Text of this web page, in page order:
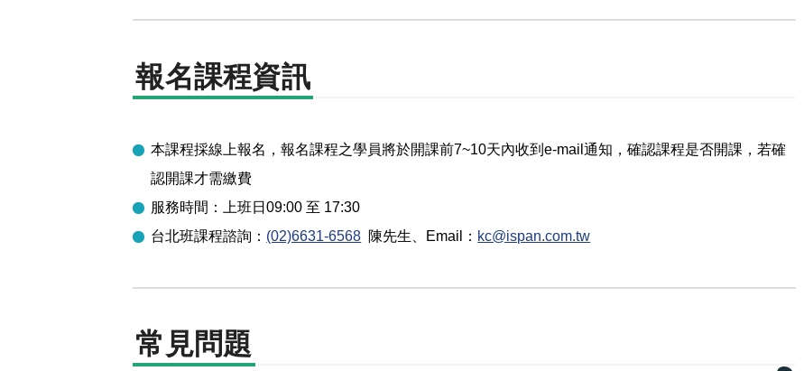
報名課程資訊
本課程採線上報名，報名課程之學員將於開課前7~10天內收到e-mail通知，確認課程是否開課，若確
認開課才需繳費
服務時間：上班日09:00 至 17:30
台北班課程諮詢： (02)6631-6568 陳先生 、Email： kc@ispan.com.tw
常見問題